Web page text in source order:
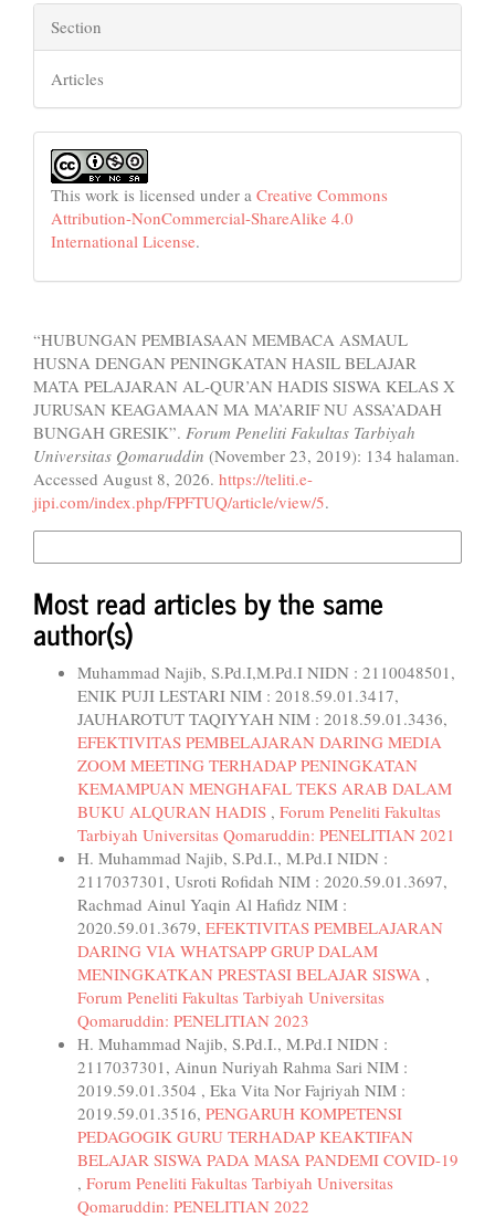
Section
Articles
This work is licensed under a Creative Commons
Attribution-NonCommercial-ShareAlike 4.0
International License.
“HUBUNGAN PEMBIASAAN MEMBACA ASMAUL
HUSNA DENGAN PENINGKATAN HASIL BELAJAR
MATA PELAJARAN AL-QUR’AN HADIS SISWA KELAS X
JURUSAN KEAGAMAAN MA MA’ARIF NU ASSA’ADAH
BUNGAH GRESIK”. Forum Peneliti Fakultas Tarbiyah
Universitas Qomaruddin (November 23, 2019): 134 halaman.
Accessed August 8, 2026. https://teliti.e-
jipi.com/index.php/FPFTUQ/article/view/5.
Most read articles by the same
author(s)
Muhammad Najib, S.Pd.I,M.Pd.I NIDN : 2110048501,
ENIK PUJI LESTARI NIM : 2018.59.01.3417,
JAUHAROTUT TAQIYYAH NIM : 2018.59.01.3436,
EFEKTIVITAS PEMBELAJARAN DARING MEDIA
ZOOM MEETING TERHADAP PENINGKATAN
KEMAMPUAN MENGHAFAL TEKS ARAB DALAM
BUKU ALQURAN HADIS , Forum Peneliti Fakultas
Tarbiyah Universitas Qomaruddin: PENELITIAN 2021
H. Muhammad Najib, S.Pd.I., M.Pd.I NIDN :
2117037301, Usroti Rofidah NIM : 2020.59.01.3697,
Rachmad Ainul Yaqin Al Hafidz NIM :
2020.59.01.3679, EFEKTIVITAS PEMBELAJARAN
DARING VIA WHATSAPP GRUP DALAM
MENINGKATKAN PRESTASI BELAJAR SISWA ,
Forum Peneliti Fakultas Tarbiyah Universitas
Qomaruddin: PENELITIAN 2023
H. Muhammad Najib, S.Pd.I., M.Pd.I NIDN :
2117037301, Ainun Nuriyah Rahma Sari NIM :
2019.59.01.3504 , Eka Vita Nor Fajriyah NIM :
2019.59.01.3516, PENGARUH KOMPETENSI
PEDAGOGIK GURU TERHADAP KEAKTIFAN
BELAJAR SISWA PADA MASA PANDEMI COVID-19
, Forum Peneliti Fakultas Tarbiyah Universitas
Qomaruddin: PENELITIAN 2022